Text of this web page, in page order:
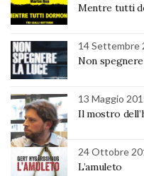
Mentre tutti
14 Settembre
Non spegnere
13 Maggio
Il mostro
24 Ottobre
L’amuleto